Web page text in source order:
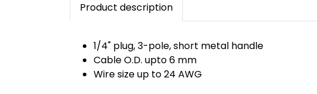
Product description
1/4" plug, 3-pole, short metal handle
Cable O.D. upto 6 mm
Wire size up to 24 AWG